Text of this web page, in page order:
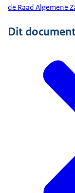
de Raad Algemene
Dit